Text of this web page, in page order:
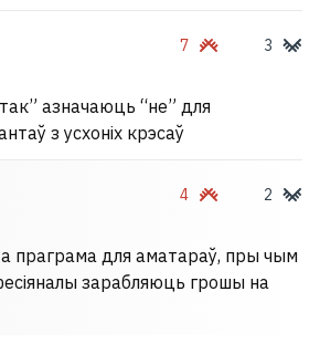
7 3
азначаюць “не” для
з усхоніх крэсаў
4 2
праграма для аматараў, пры чым
зарабляюць грошы на